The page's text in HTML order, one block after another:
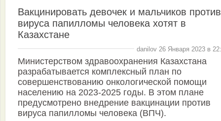
Вакцинировать девочек и мальчиков против
вируса папилломы человека хотят в
Казахстане
danilov 26 Января 2023 в
Министерством здравоохранения Казахстана
разрабатывается комплексный план по
совершенствованию онкологической помощи
населению на 2023-2025 годы. В этом плане
предусмотрено внедрение вакцинации против
вируса папилломы человека (ВПЧ).